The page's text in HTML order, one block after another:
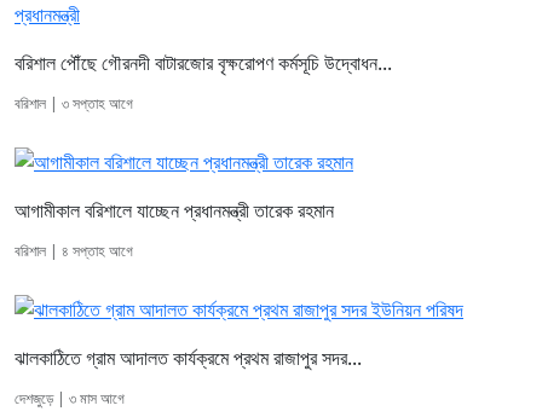
বরিশাল পৌঁছে গৌরনদী বাটারজোর বৃক্ষরোপণ কর্মসূচি উদ্বোধন...
বরিশাল | ৩ সপ্তাহ আগে
আগামীকাল বরিশালে যাচ্ছেন প্রধানমন্ত্রী তারেক রহমান
বরিশাল | ৪ সপ্তাহ আগে
ঝালকাঠিতে গ্রাম আদালত কার্যক্রমে প্রথম রাজাপুর সদর...
দেশজুড়ে | ৩ মাস আগে